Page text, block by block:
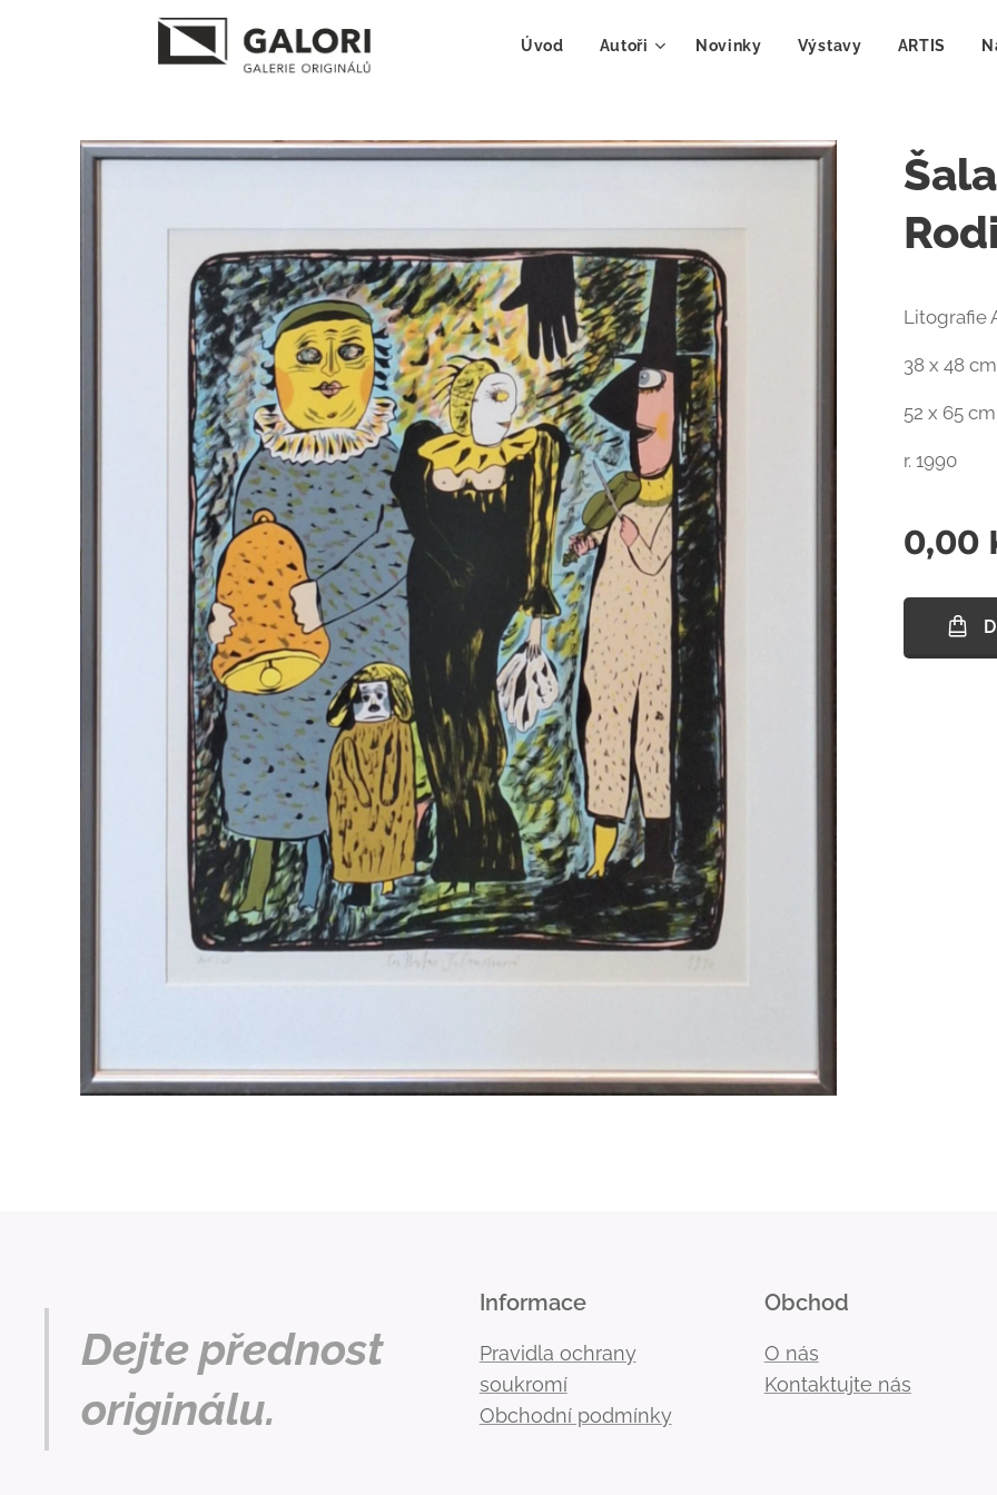
Úvod Autoři Novinky Výstavy ARTIS
Litografie
38 x 48
52 x 65
r. 1990
0,00
Dejte přednost
originálu.
Informace
Pravidla ochrany
soukromí
Obchodní podmínky
Obchod
O nás
Kontaktujte nás